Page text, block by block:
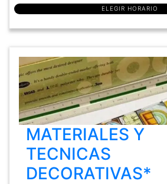
ELEGIR HORARIO
MATERIALES Y
TECNICAS
DECORATIVAS*